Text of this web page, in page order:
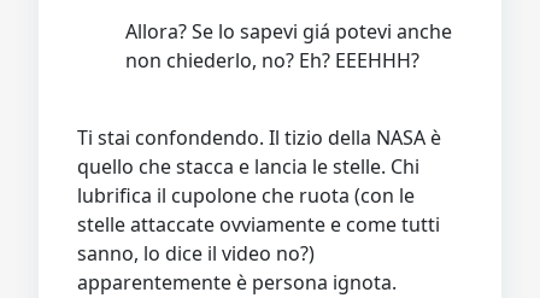
Allora? Se lo sapevi giá potevi anche
non chiederlo, no? Eh? EEEHHH?
Ti stai confondendo. Il tizio della NASA è
quello che stacca e lancia le stelle. Chi
lubrifica il cupolone che ruota (con le
stelle attaccate ovviamente e come tutti
sanno, lo dice il video no?)
apparentemente è persona ignota.